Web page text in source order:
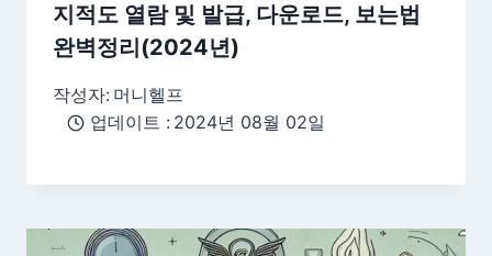
지적도 열람 및 발급, 다운로드, 보는법
완벽정리(2024년)
작성자: 머니헬프
업데이트 : 2024년 08월 02일